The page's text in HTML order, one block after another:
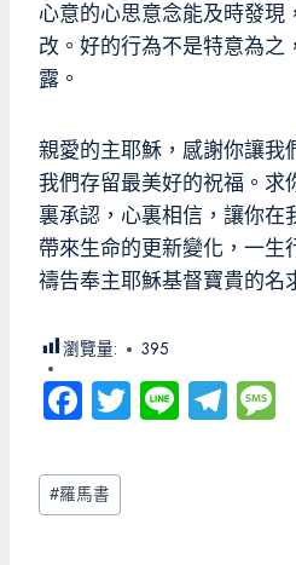
心意的心思意念能及時發現
改。好的行為不是特意為之
露。
親愛的主耶穌，感謝你讓我
我們存留最美好的祝福。求
裏承認，心裏相信，讓你在
帶來生命的更新變化，一生
禱告奉主耶穌基督寶貴的名
瀏覽量: 395
Fa
ce
b
o
T
wi
Li
ne
Te
le
Post
Tags:
#羅馬書